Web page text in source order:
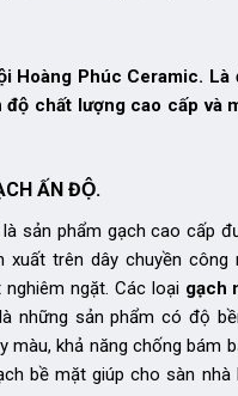
Hoàng Phúc Ceramic. Là
độ chất lượng cao cấp và
ẤN ĐỘ.
là sản phẩm gạch cao cấp
trên dây chuyền công
ngặt. Các loại gạch
những sản phẩm có độ
màu, khả năng chống bám
bề mặt giúp cho sàn nhà